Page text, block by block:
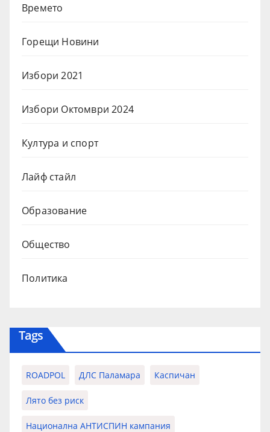
Времето
Горещи Новини
Избори 2021
Избори Октомври 2024
Култура и спорт
Лайф стайл
Образование
Общество
Политика
Tags
ROADPOL ДЛС Паламара Каспичан
Лято без риск
Национална АНТИСПИН кампания